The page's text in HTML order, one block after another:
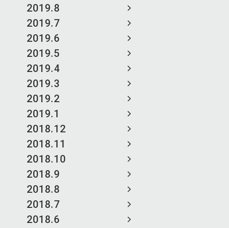
2019.8
2019.7
2019.6
2019.5
2019.4
2019.3
2019.2
2019.1
2018.12
2018.11
2018.10
2018.9
2018.8
2018.7
2018.6